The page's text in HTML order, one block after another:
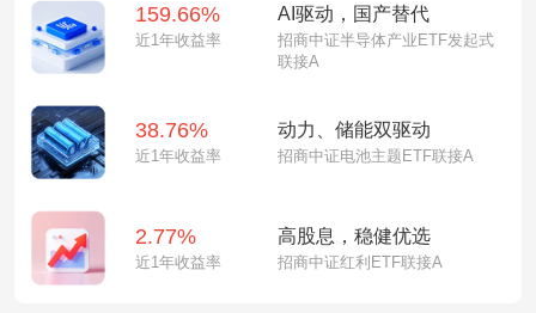
159.66%
近1年收益率
AI驱动，国产替代
招商中证半导体产业ETF发起式
联接A
38.76%
近1年收益率
动力、储能双驱动
招商中证电池主题ETF联接A
2.77%
近1年收益率
高股息，稳健优选
招商中证红利ETF联接A